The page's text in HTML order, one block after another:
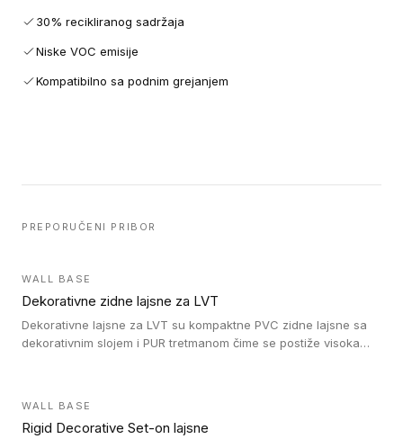
30% recikliranog sadržaja
Niske VOC emisije
Kompatibilno sa podnim grejanjem
PREPORUČENI PRIBOR
WALL BASE
Dekorativne zidne lajsne za LVT
Dekorativne lajsne za LVT su kompaktne PVC zidne lajsne sa
dekorativnim slojem i PUR tretmanom čime se postiže visoka
WALL BASE
Rigid Decorative Set-on lajsne